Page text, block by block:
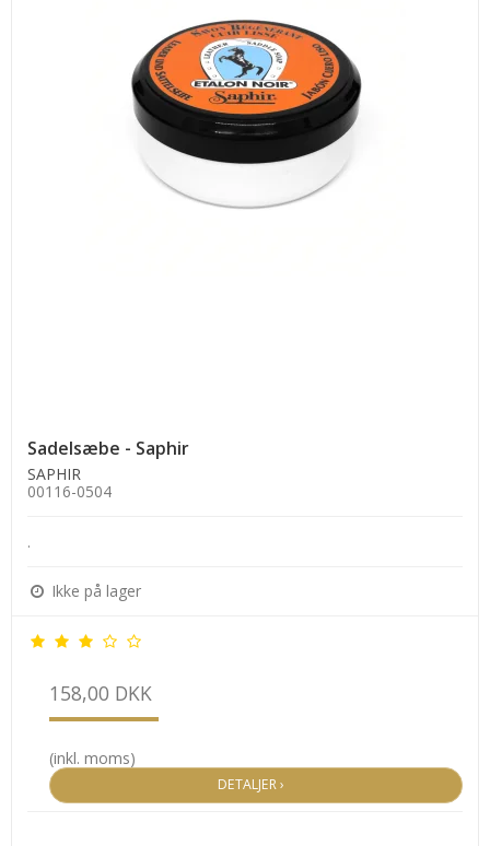
Sadelsæbe - Saphir
SAPHIR
00116-0504
.
Ikke på lager
158,00 DKK
(inkl. moms)
DETALJER ›